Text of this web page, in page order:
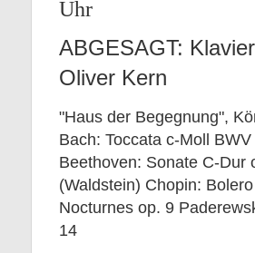
ABGESAGT:
Oliver Kern
"Haus der Begegnung",
Bach: Toccata c-Moll BWV
Beethoven: Sonate C-Dur
(Waldstein) Chopin:
Nocturnes op. 9
14